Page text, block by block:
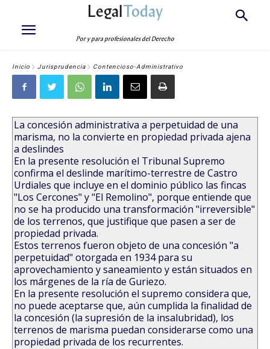
LegalToday
Por y para profesionales del Derecho
Inicio Jurisprudencia Contencioso-Administrativo
La concesión administrativa a perpetuidad de una
marisma, no la convierte en propiedad privada ajena
a deslindes
En la presente resolución el Tribunal Supremo
confirma el deslinde marítimo-terrestre de Castro
Urdiales que incluye en el dominio público las fincas
"Los Cercones" y "El Remolino", porque entiende que
no se ha producido una transformación "irreversible"
de los terrenos, que justifique que pasen a ser de
propiedad privada.
Estos terrenos fueron objeto de una concesión "a
perpetuidad" otorgada en 1934 para su
aprovechamiento y saneamiento y están situados en
los márgenes de la ría de Guriezo.
En la presente resolución el supremo considera que,
no puede aceptarse que, aún cumplida la finalidad de
la concesión (la supresión de la insalubridad), los
terrenos de marisma puedan considerarse como una
propiedad privada de los recurrentes.